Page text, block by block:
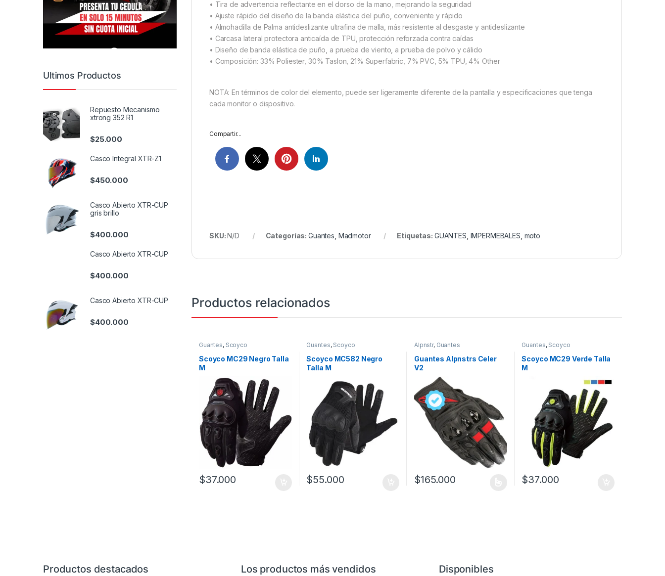
• Tira de advertencia reflectante en el dorso de la mano, mejorando la seguridad
• Ajuste rápido del diseño de la banda elástica del puño, conveniente y rápido
• Almohadilla de Palma antideslizante ultrafina de malla, más resistente al desgaste y antideslizante
• Carcasa lateral protectora anticaída de TPU, protección reforzada contra caídas
• Diseño de banda elástica de puño, a prueba de viento, a prueba de polvo y cálido
• Composición: 33% Poliester, 30% Taslon, 21% Superfabric, 7% PVC, 5% TPU, 4% Other
NOTA: En términos de color del elemento, puede ser ligeramente diferente de la pantalla y especificaciones que tenga
cada monitor o dispositivo.
Compartir...
SKU:N/D Categorías: Guantes Madmotor Etiquetas: GUANTES IMPERMEBALES moto
Productos relacionados
Guantes, Scoyco
Scoyco MC29 Negro Talla
M
$37.000
Guantes, Scoyco
Scoyco MC582 Negro
Talla M
$55.000
Alpnstr, Guantes
Guantes Alpnstrs Celer
V2
$165.000
Guantes, Scoyco
Scoyco MC29 Verde Talla
M
$37.000
Ultimos Productos
Repuesto Mecanismo
xtrong 352 R1
$25.000
Casco Integral XTR-Z1
$450.000
Casco Abierto XTR-CUP
gris brillo
$400.000
Casco Abierto XTR-CUP
$400.000
Casco Abierto XTR-CUP
$400.000
Productos destacados Los productos más vendidos Disponibles